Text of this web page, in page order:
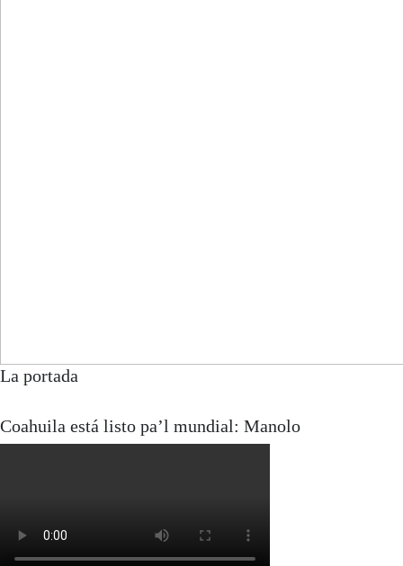
La portada
Coahuila está listo pa’l mundial: Manolo